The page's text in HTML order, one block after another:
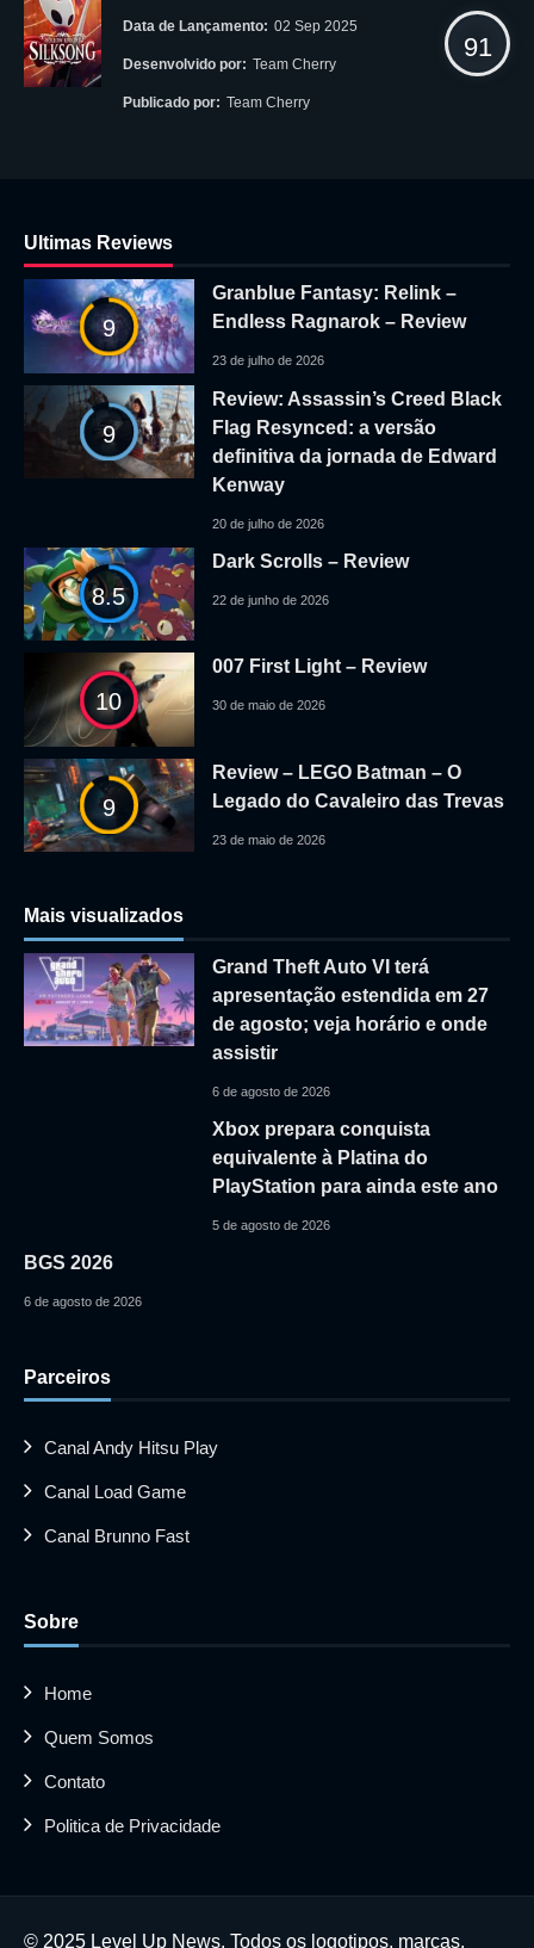
Data de Lançamento: 02 Sep 2025
Desenvolvido por: Team Cherry
Publicado por: Team Cherry
91
Ultimas Reviews
9
Granblue Fantasy: Relink –
Endless Ragnarok – Review
23 de julho de 2026
9
Review: Assassin’s Creed Black
Flag Resynced: a versão
definitiva da jornada de Edward
Kenway
20 de julho de 2026
8.5
Dark Scrolls – Review
22 de junho de 2026
10
007 First Light – Review
30 de maio de 2026
9
Review – LEGO Batman – O
Legado do Cavaleiro das Trevas
23 de maio de 2026
Mais visualizados
Grand Theft Auto VI terá
apresentação estendida em 27
de agosto; veja horário e onde
assistir
6 de agosto de 2026
Xbox prepara conquista
equivalente à Platina do
PlayStation para ainda este ano
5 de agosto de 2026
BGS 2026
6 de agosto de 2026
Parceiros
Canal Andy Hitsu Play
Canal Load Game
Canal Brunno Fast
Sobre
Home
Quem Somos
Contato
Politica de Privacidade
© 2025 Level Up News. Todos os logotipos, marcas,